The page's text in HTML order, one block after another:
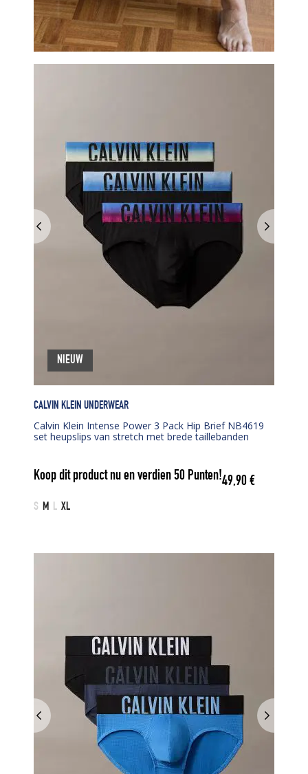
CALVIN KLEIN UNDERWEAR
Calvin Klein Intense Power 3 Pack Hip Brief NB4619
set heupslips van stretch met brede taillebanden
Koop dit product nu en verdien50 Punten!49,90€
S M L XL
NIEUW